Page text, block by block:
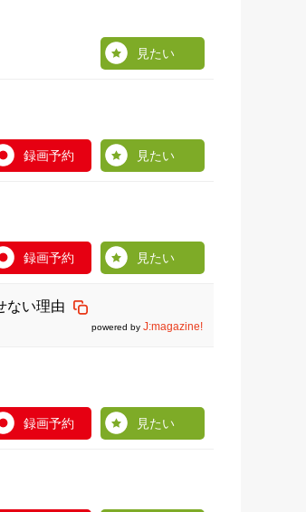
見たい
録画予約 見たい
録画予約 見たい
ない理由
powered by J:magazine!
録画予約 見たい